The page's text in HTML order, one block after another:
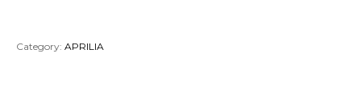
Category: APRILIA